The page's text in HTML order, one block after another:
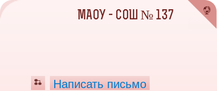
МАОУ - СОШ № 137
Написать письмо